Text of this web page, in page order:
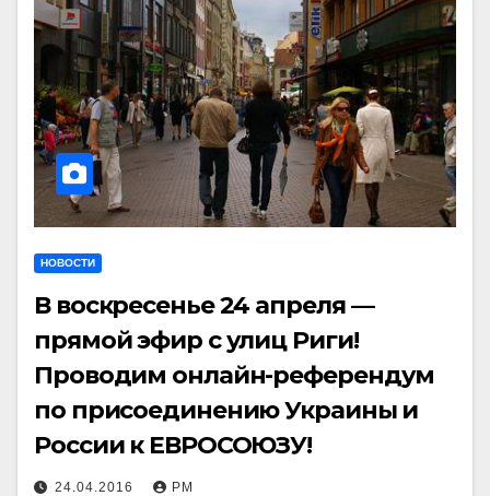
НОВОСТИ
В воскресенье 24 апреля —
прямой эфир с улиц Риги!
Проводим онлайн-референдум
по присоединению Украины и
России к ЕВРОСОЮЗУ!
24.04.2016 РМ